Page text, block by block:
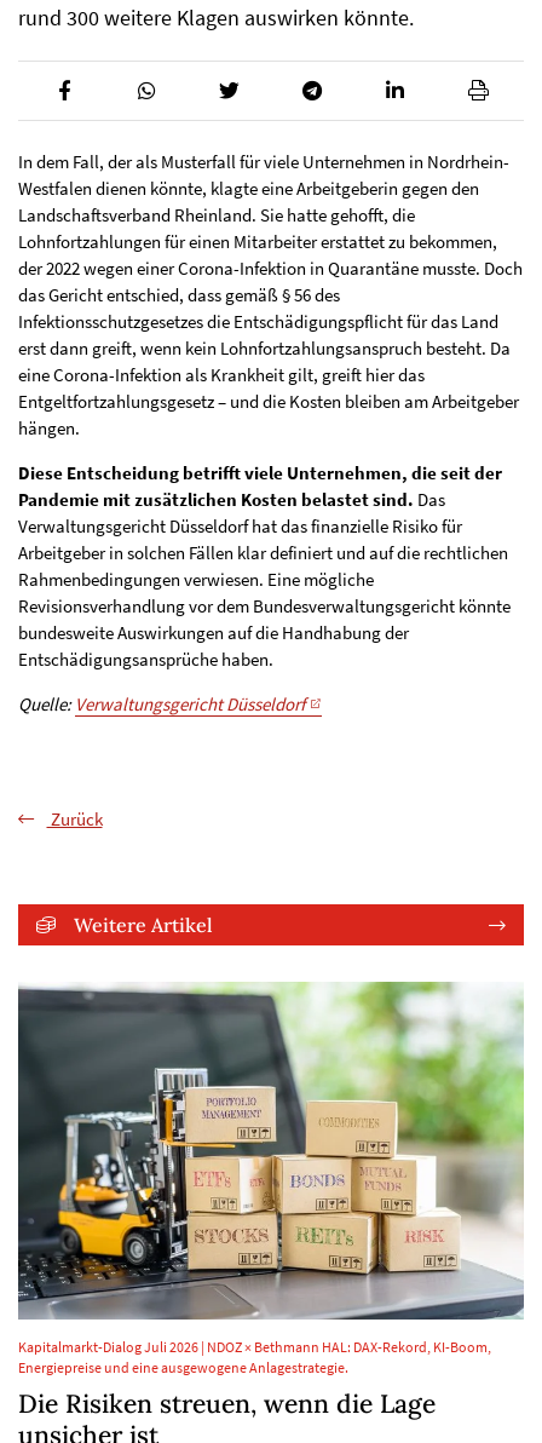
rund 300 weitere Klagen auswirken könnte.
In dem Fall, der als Musterfall für viele Unternehmen in Nordrhein-
Westfalen dienen könnte, klagte eine Arbeitgeberin gegen den
Landschaftsverband Rheinland. Sie hatte gehofft, die
Lohnfortzahlungen für einen Mitarbeiter erstattet zu bekommen,
der 2022 wegen einer Corona-Infektion in Quarantäne musste. Doch
das Gericht entschied, dass gemäß § 56 des
Infektionsschutzgesetzes die Entschädigungspflicht für das Land
erst dann greift, wenn kein Lohnfortzahlungsanspruch besteht. Da
eine Corona-Infektion als Krankheit gilt, greift hier das
Entgeltfortzahlungsgesetz – und die Kosten bleiben am Arbeitgeber
hängen.
Diese Entscheidung betrifft viele Unternehmen, die seit der
Pandemie mit zusätzlichen Kosten belastet sind. Das
Verwaltungsgericht Düsseldorf hat das finanzielle Risiko für
Arbeitgeber in solchen Fällen klar definiert und auf die rechtlichen
Rahmenbedingungen verwiesen. Eine mögliche
Revisionsverhandlung vor dem Bundesverwaltungsgericht könnte
bundesweite Auswirkungen auf die Handhabung der
Entschädigungsansprüche haben.
Quelle: Verwaltungsgericht Düsseldorf
Zurück
Weitere Artikel
Kapitalmarkt-Dialog Juli 2026 | NDOZ × Bethmann HAL: DAX-Rekord, KI-Boom,
Energiepreise und eine ausgewogene Anlagestrategie.
Die Risiken streuen, wenn die Lage
unsicher ist